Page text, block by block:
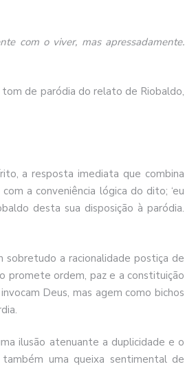
com o viver, mas apressadamente.
de paródia do relato de Riobaldo,
a resposta imediata que combina
a conveniência lógica do dito; ‘eu
desta sua disposição à paródia.
sobretudo a racionalidade postiça de
promete ordem, paz e a constituição
Deus, mas agem como bichos
ilusão atenuante a duplicidade e o
uma queixa sentimental de